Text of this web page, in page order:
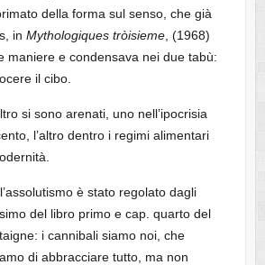
della forma sul senso, che già
in Mythologiques tròisieme, (1968)
maniere e condensava nei due tabù:
il cibo.
si sono arenati, uno nell’ipocrisia
l’altro dentro i regimi alimentari
è stato regolato dagli
del libro primo e cap. quarto del
i cannibali siamo noi, che
di abbracciare tutto, ma non